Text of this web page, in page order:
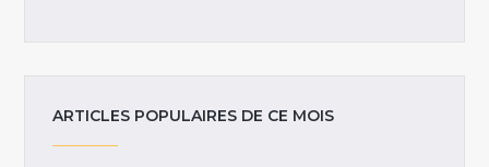
ARTICLES POPULAIRES DE CE MOIS